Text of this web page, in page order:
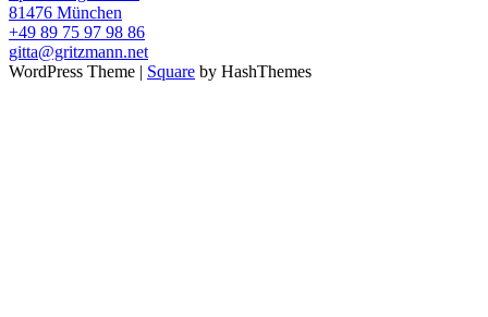
81476 München
+49 89 75 97 98 86
gitta@gritzmann.net
WordPress Theme | Square by HashThemes